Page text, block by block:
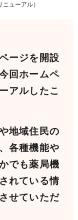
ューアル）
ージを開設
回ホームペ
アルしたこ
地域住民の
各種機能や
でも薬局機
れている情
せていただ